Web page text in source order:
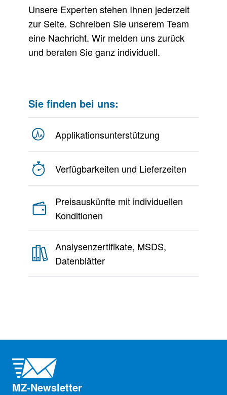
Unsere Experten stehen Ihnen jederzeit
zur Seite. Schreiben Sie unserem Team
eine Nachricht. Wir melden uns zurück
und beraten Sie ganz individuell.
Sie finden bei uns:
Applikationsunterstützung
Verfügbarkeiten und Lieferzeiten
Preisauskünfte mit individuellen
Konditionen
Analysenzertifikate, MSDS,
Datenblätter
MZ-Newsletter